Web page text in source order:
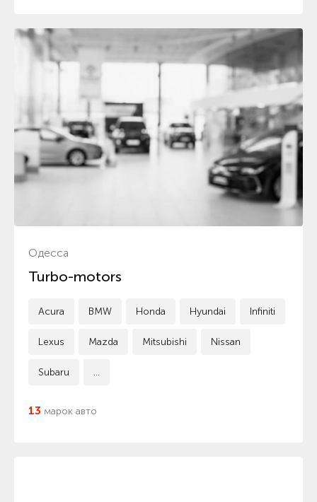
Одесса
Turbo-motors
Acura BMW Honda Hyundai Infiniti
Lexus Mazda Mitsubishi Nissan
Subaru ...
13 марок авто